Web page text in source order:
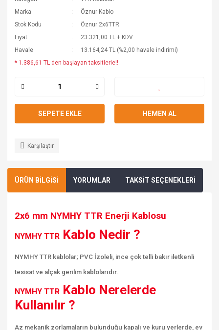
Marka
Öznur Kablo
Stok Kodu
Öznur 2x6TTR
Fiyat
23.321,00 TL + KDV
Havale
13.164,24 TL (%2,00 havale indirimi)
* 1.386,61 TL den başlayan taksitlerle!!
SEPETE EKLE HEMEN AL
Karşılaştır
ÜRÜN BİLGİSİ YORUMLAR TAKSİT SEÇENEKLERİ
2x6 mm NYMHY TTR Enerji Kablosu
NYMHY TTR Kablo Nedir ?
NYMHY TTR kablolar; PVC İzoleli, ince çok telli bakır iletkenli
tesisat ve alçak gerilim kablolarıdır.
NYMHY TTR Kablo Nerelerde
Kullanılır ?
Az mekanik zorlamaların bulunduğu kapalı ve kuru yerlerde, ev